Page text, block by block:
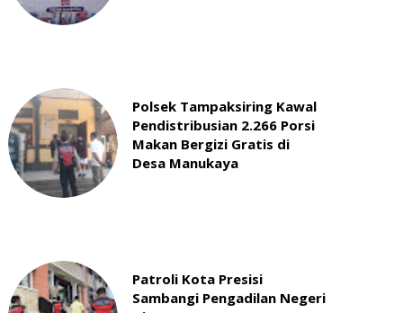
Polsek Tampaksiring Kawal
Pendistribusian 2.266 Porsi
Makan Bergizi Gratis di
Desa Manukaya
Patroli Kota Presisi
Sambangi Pengadilan Negeri